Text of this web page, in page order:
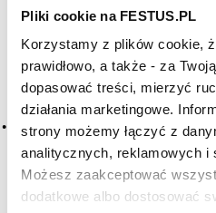
Pliki cookie na FESTUS.PL
Korzystamy z plików cookie,
prawidłowo, a także - za
dopasować treści, mierzyć
działania marketingowe.
strony możemy łączyć z
analitycznych, reklamowych i
Możesz zaakceptować
dodatkowe albo dostosować
Czy masz
Archiwum
odmiana winorośli
2016-05-10
rodzina winoroślowatych (vitis)
gatunków; winiarzy interesuje
– winorośl właściwa (vitis